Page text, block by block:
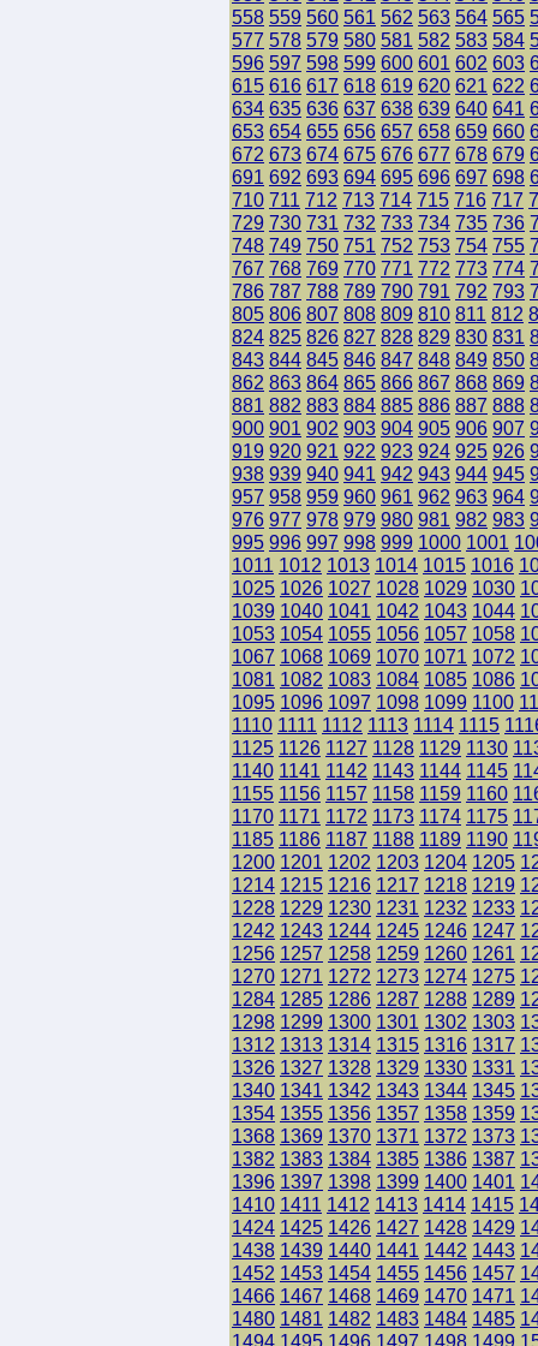
558 559 560 561 562 563 564 565
577 578 579 580 581 582 583 584
596 597 598 599 600 601 602 603
615 616 617 618 619 620 621 622
634 635 636 637 638 639 640 641
653 654 655 656 657 658 659 660
672 673 674 675 676 677 678 679
691 692 693 694 695 696 697 698
710 711 712 713 714 715 716 717
729 730 731 732 733 734 735 736
748 749 750 751 752 753 754 755
767 768 769 770 771 772 773 774
786 787 788 789 790 791 792 793
805 806 807 808 809 810 811 812
824 825 826 827 828 829 830 831
843 844 845 846 847 848 849 850
862 863 864 865 866 867 868 869
881 882 883 884 885 886 887 888
900 901 902 903 904 905 906 907
919 920 921 922 923 924 925 926
938 939 940 941 942 943 944 945
957 958 959 960 961 962 963 964
976 977 978 979 980 981 982 983
995 996 997 998 999 1000 1001
1011 1012 1013 1014 1015 1016
1025 1026 1027 1028 1029 1030
1039 1040 1041 1042 1043 1044
1053 1054 1055 1056 1057 1058
1067 1068 1069 1070 1071 1072
1081 1082 1083 1084 1085 1086
1095 1096 1097 1098 1099 1100
1110 1111 1112 1113 1114 1115
1125 1126 1127 1128 1129 1130
1140 1141 1142 1143 1144 1145
1155 1156 1157 1158 1159 1160
1170 1171 1172 1173 1174 1175
1185 1186 1187 1188 1189 1190
1200 1201 1202 1203 1204 1205
1214 1215 1216 1217 1218 1219
1228 1229 1230 1231 1232 1233
1242 1243 1244 1245 1246 1247
1256 1257 1258 1259 1260 1261
1270 1271 1272 1273 1274 1275
1284 1285 1286 1287 1288 1289
1298 1299 1300 1301 1302 1303
1312 1313 1314 1315 1316 1317
1326 1327 1328 1329 1330 1331
1340 1341 1342 1343 1344 1345
1354 1355 1356 1357 1358 1359
1368 1369 1370 1371 1372 1373
1382 1383 1384 1385 1386 1387
1396 1397 1398 1399 1400 1401
1410 1411 1412 1413 1414 1415
1424 1425 1426 1427 1428 1429
1438 1439 1440 1441 1442 1443
1452 1453 1454 1455 1456 1457
1466 1467 1468 1469 1470 1471
1480 1481 1482 1483 1484 1485
1494 1495 1496 1497 1498 1499